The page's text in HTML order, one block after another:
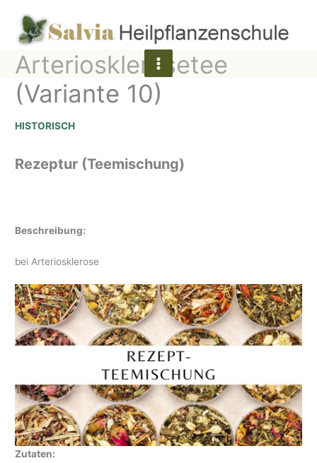
Inhalt
springen
Arteriosklerosetee
(Variante 10)
HISTORISCH
Rezeptur (Teemischung)
Beschreibung:
bei Arteriosklerose
Zutaten: